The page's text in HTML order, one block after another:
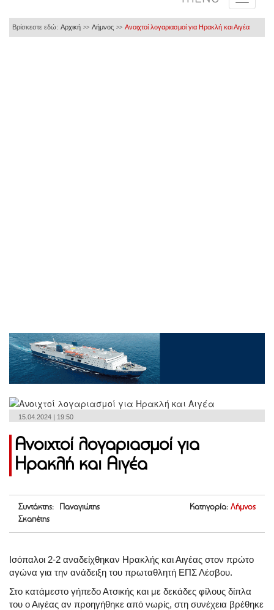
Βρίσκεστε εδώ: Αρχική >> Λήμνος >> Ανοιχτοί λογαριασμοί για Ηρακλή και Αιγέα
15.04.2024 | 19:50
Ανοιχτοί λογαριασμοί για
Ηρακλή και Αιγέα
Συντάκτης: Παναγιώτης
Σκαπέτης
Κατηγορία: Λήμνος
Ισόπαλοι 2-2 αναδείχθηκαν Ηρακλής και Αιγέας στον πρώτο
αγώνα για την ανάδειξη του πρωταθλητή ΕΠΣ Λέσβου.
Στο κατάμεστο γήπεδο Ατσικής και με δεκάδες φίλους δίπλα
του ο Αιγέας αν προηγήθηκε από νωρίς, στη συνέχεια βρέθηκε